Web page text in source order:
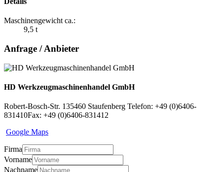
Maschinengewicht ca.:
9,5 t
Anfrage / Anbieter
HD Werkzeugmaschinenhandel GmbH
Robert-Bosch-Str. 135460 Staufenberg Telefon: +49 (0)6406-
831410Fax: +49 (0)6406-831412
Google Maps
Firma
Vorname
Nachname